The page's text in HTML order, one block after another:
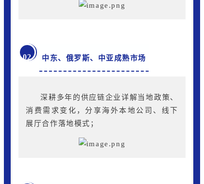
02 中东、俄罗斯、中亚成熟市场
深耕多年的供应链企业详解当地政策、
消费需求变化，分享海外本地公司、线下
展厅合作落地模式；